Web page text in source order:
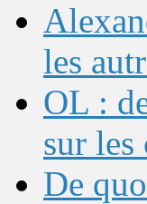
les
OL :
sur les
De